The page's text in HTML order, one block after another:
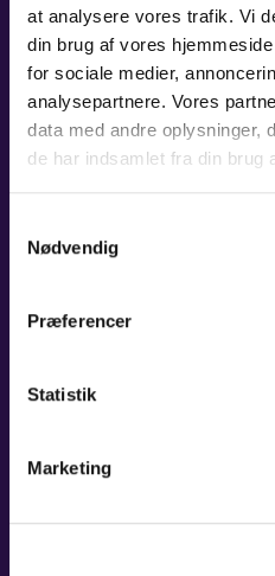
at analysere vores trafik. Vi
din brug af vores
for sociale medier,
analysepartnere. Vores
data med andre oplysninger,
de har indsamlet fra din brug
Nødvendig
Præferencer
Statistik
Marketing
RUNE MOST
FLØJTE